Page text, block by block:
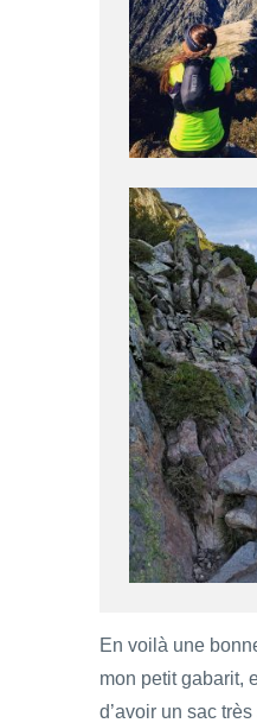
En voilà une
mon petit gabarit,
d’avoir un sac